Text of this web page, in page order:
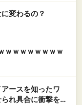
変わるの？
ｗｗｗｗｗｗｗｗ
ースを知ったワ
れ具合に衝撃を受